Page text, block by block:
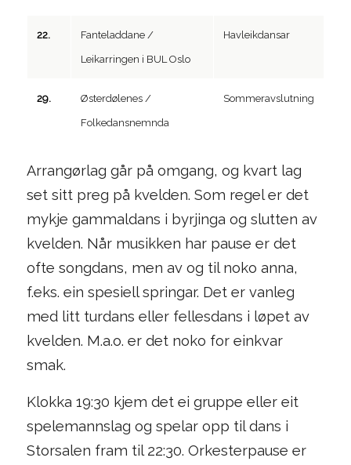
22. Fanteladdane /
Leikarringen i BUL Oslo
Havleikdansar
29. Østerdølenes /
Folkedansnemnda
Sommeravslutning
Arrangørlag går på omgang, og kvart lag
set sitt preg på kvelden. Som regel er det
mykje gammaldans i byrjinga og slutten av
kvelden. Når musikken har pause er det
ofte songdans, men av og til noko anna,
f.eks. ein spesiell springar. Det er vanleg
med litt turdans eller fellesdans i løpet av
kvelden. M.a.o. er det noko for einkvar
smak.
Klokka 19:30 kjem det ei gruppe eller eit
spelemannslag og spelar opp til dans i
Storsalen fram til 22:30. Orkesterpause er